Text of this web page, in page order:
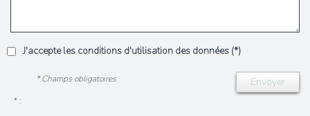
J'accepte les conditions d'utilisation des données (*)
Envoyer
* Champs obligatoires
* :